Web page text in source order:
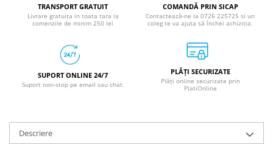
Tusuri si tusiere
Benzi adezive
Folie stretch
Sfoara
Aparatura pentru birou
Consumabile laminare
TRANSPORT GRATUIT
Livrare gratuita in toata tara la
comenzile de minim 250 lei
COMANDĂ PRIN SICAP
Contactează-ne la 0726 225725 si un
coleg te va ajuta să închei achiziția.
SUPORT ONLINE 24/7
Suport non-stop pe email sau chat.
PLĂȚI SECURIZATE
Plăți online securizate prin
PlatiOnline
Descriere